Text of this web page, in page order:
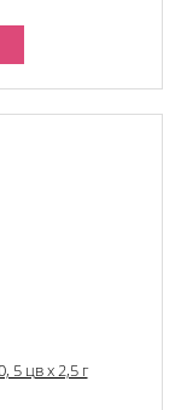
5 цв х 2,5 г